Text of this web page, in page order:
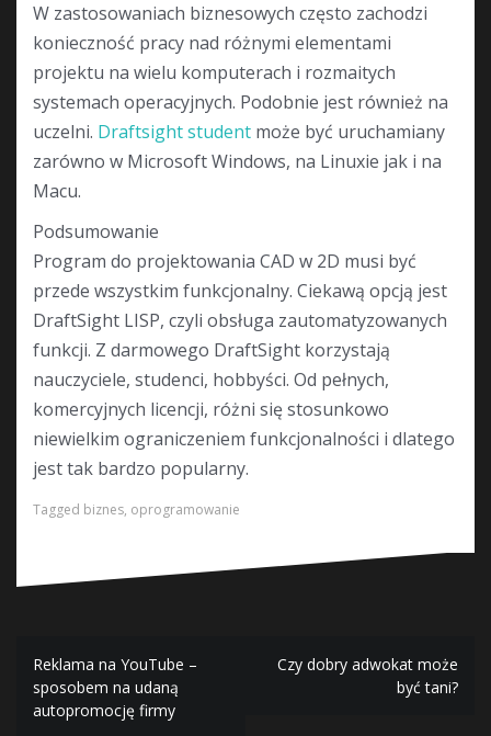
W zastosowaniach biznesowych często zachodzi
konieczność pracy nad różnymi elementami
projektu na wielu komputerach i rozmaitych
systemach operacyjnych. Podobnie jest również na
uczelni. Draftsight student może być uruchamiany
zarówno w Microsoft Windows, na Linuxie jak i na
Macu.
Podsumowanie
Program do projektowania CAD w 2D musi być
przede wszystkim funkcjonalny. Ciekawą opcją jest
DraftSight LISP, czyli obsługa zautomatyzowanych
funkcji. Z darmowego DraftSight korzystają
nauczyciele, studenci, hobbyści. Od pełnych,
komercyjnych licencji, różni się stosunkowo
niewielkim ograniczeniem funkcjonalności i dlatego
jest tak bardzo popularny.
Tagged biznes, oprogramowanie
Nawigacja
wpisu
Reklama na YouTube –
sposobem na udaną
autopromocję firmy
Czy dobry adwokat może
być tani?